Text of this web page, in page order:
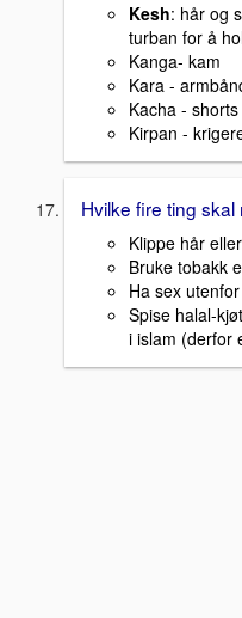
Kesh: hår og
turban for å
Kanga- kam
Kara -
Kacha - shorts
Kirpan -
Hvilke fire ting
Klippe hår
Bruke tobakk
Ha sex
Spise halal-
i islam (derfor